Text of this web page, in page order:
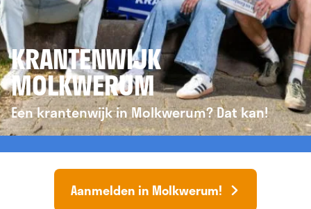
KRANTENWIJK
MOLKWERUM
Een krantenwijk in Molkwerum? Dat kan!
Aanmelden in Molkwerum!